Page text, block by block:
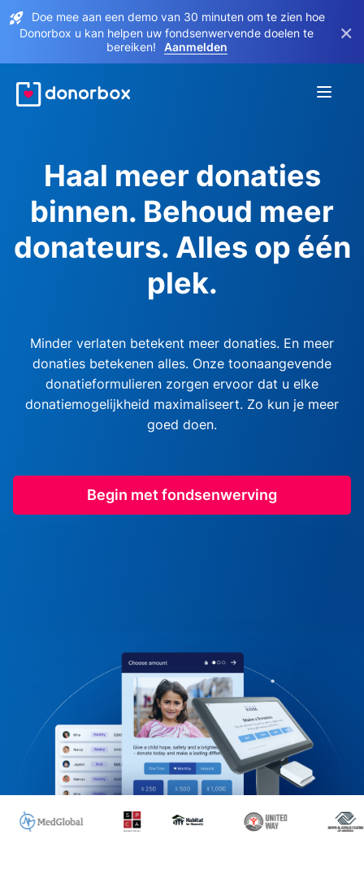
Doe mee aan een demo van 30 minuten om te zien hoe
Donorbox u kan helpen uw fondsenwervende doelen te
bereiken!
Aanmelden
×
Haal meer donaties
binnen. Behoud meer
donateurs. Alles op één
plek.
Minder verlaten betekent meer donaties. En meer
donaties betekenen alles. Onze toonaangevende
donatieformulieren zorgen ervoor dat u elke
donatiemogelijkheid maximaliseert. Zo kun je meer
goed doen.
Begin met fondsenwerving